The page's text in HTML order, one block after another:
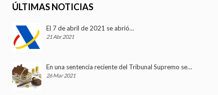
ÚLTIMAS NOTICIAS
El 7 de abril de 2021 se abrió…
21 Abr 2021
En una sentencia reciente del Tribunal Supremo se…
26 Mar 2021